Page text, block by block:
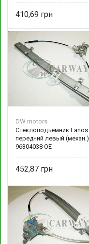
410,69
DW motors
Стеклоподъемник Lanos
передний левый (механ.)
96304038 OE
452,87